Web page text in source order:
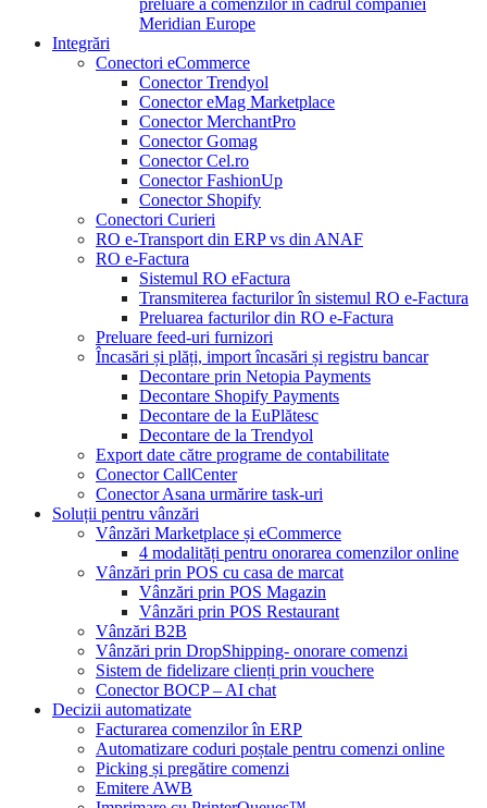
preluare a comenzilor în cadrul companiei
Meridian Europe
Integrări
Conectori eCommerce
Conector Trendyol
Conector eMag Marketplace
Conector MerchantPro
Conector Gomag
Conector Cel.ro
Conector FashionUp
Conector Shopify
Conectori Curieri
RO e-Transport din ERP vs din ANAF
RO e-Factura
Sistemul RO eFactura
Transmiterea facturilor în sistemul RO e-Factura
Preluarea facturilor din RO e-Factura
Preluare feed-uri furnizori
Încasări și plăți, import încasări și registru bancar
Decontare prin Netopia Payments
Decontare Shopify Payments
Decontare de la EuPlătesc
Decontare de la Trendyol
Export date către programe de contabilitate
Conector CallCenter
Conector Asana urmărire task-uri
Soluții pentru vânzări
Vânzări Marketplace și eCommerce
4 modalități pentru onorarea comenzilor online
Vânzări prin POS cu casa de marcat
Vânzări prin POS Magazin
Vânzări prin POS Restaurant
Vânzări B2B
Vânzări prin DropShipping- onorare comenzi
Sistem de fidelizare clienți prin vouchere
Conector BOCP – AI chat
Decizii automatizate
Facturarea comenzilor în ERP
Automatizare coduri poștale pentru comenzi online
Picking și pregătire comenzi
Emitere AWB